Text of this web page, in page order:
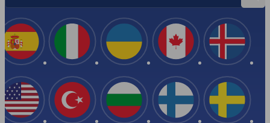
Іспанія
США
Італія
Туреччина
Україна
Болгарія
Канада
Фінляндія Швеція